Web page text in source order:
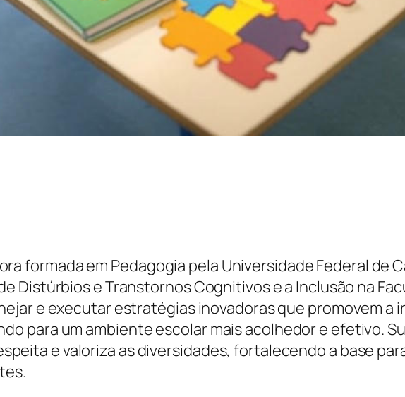
formada em Pedagogia pela Universidade Federal de
Distúrbios e Transtornos Cognitivos e a Inclusão na
e executar estratégias inovadoras que promovem a
para um ambiente escolar mais acolhedor e efetivo.
e valoriza as diversidades, fortalecendo a base